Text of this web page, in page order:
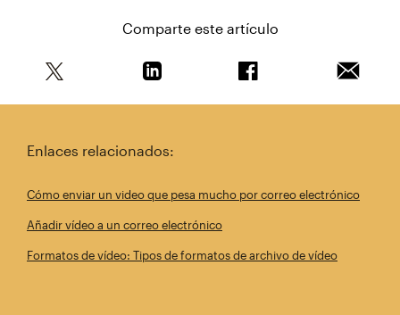
Comparte este artículo
Enlaces relacionados:
Cómo enviar un video que pesa mucho por correo electrónico
Añadir vídeo a un correo electrónico
Formatos de vídeo: Tipos de formatos de archivo de vídeo